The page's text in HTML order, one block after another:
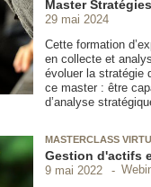
Master
29 mai 2024
Cette formation
en collecte et
évoluer la stratégie
ce master : être
d’analyse
MASTERCLASS
Gestion d'actifs
9 mai 2022